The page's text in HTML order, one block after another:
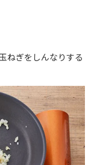
ねぎをしんなりする